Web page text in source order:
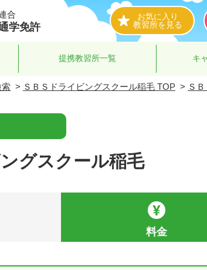
合
学免許
お気に入り
教習所を見る
提携教習所一覧 キ
索 > ＳＢＳドライビングスクール稲毛 TOP > Ｓ
グスクール稲毛
料金